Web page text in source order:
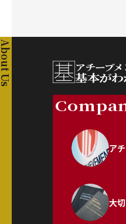
Us アチーブメ
基本が
ア
大